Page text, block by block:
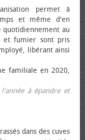
permet à
et même d'en
quotidiennement au
et fumier sont pris
libérant ainsi
familiale en 2020,
à épandre et
dans des cuves